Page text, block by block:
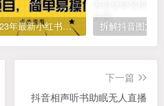
2023年最新小红书成人电商项目，简单易操作【详细教程】
下一篇
抖音相声听书助眠无人直播